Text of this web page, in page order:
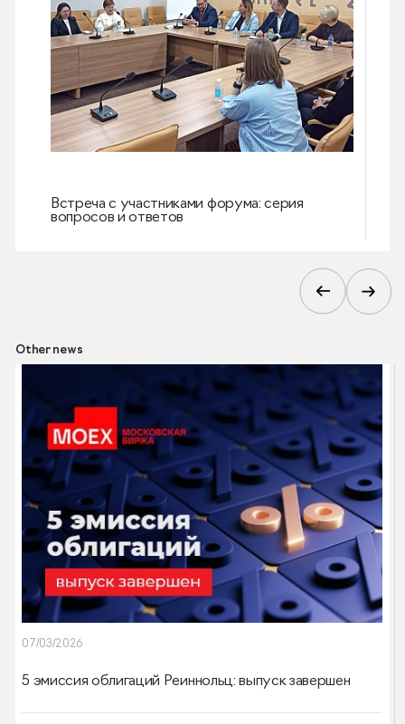
Встреча с участниками форума: серия
вопросов и ответов
Other news
07/03/2026
5 эмиссия облигаций Реиннольц: выпуск завершен